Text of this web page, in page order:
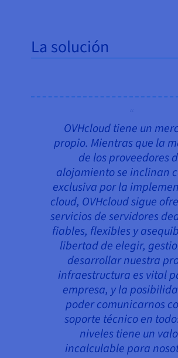
La solución
OVHcloud tiene un
propio. Mientras que la
de los proveedores
alojamiento se inclinan
exclusiva por la
cloud, OVHcloud sigue
servicios de servidores
fiables, flexibles y
libertad de elegir,
desarrollar nuestra
infraestructura es vital
empresa, y la
poder comunicarnos
soporte técnico en
niveles tiene un
incalculable para